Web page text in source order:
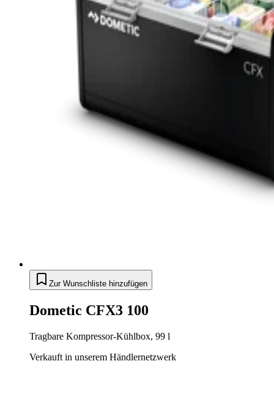
Zur Wunschliste hinzufügen
Dometic CFX3 100
Tragbare Kompressor-Kühlbox, 99 l
Verkauft in unserem Händlernetzwerk